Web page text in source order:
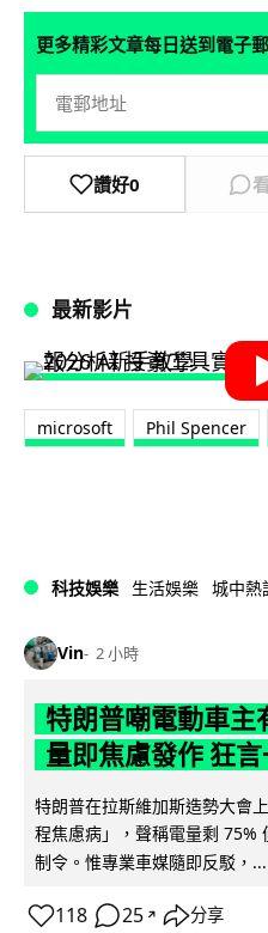
更多精彩文章每日送到電子
讚好0
最新影片
microsoft Phil Spencer
科技娛樂 生活娛樂 城中熱
Vin 2 小時
特朗普嘲電動車主
量即焦慮發作 狂
特朗普在拉斯維加斯造勢大會
程焦慮病」，聲稱電量剩 75%
制令。惟專業車媒隨即反駁，...
118 25 ↗ 分享